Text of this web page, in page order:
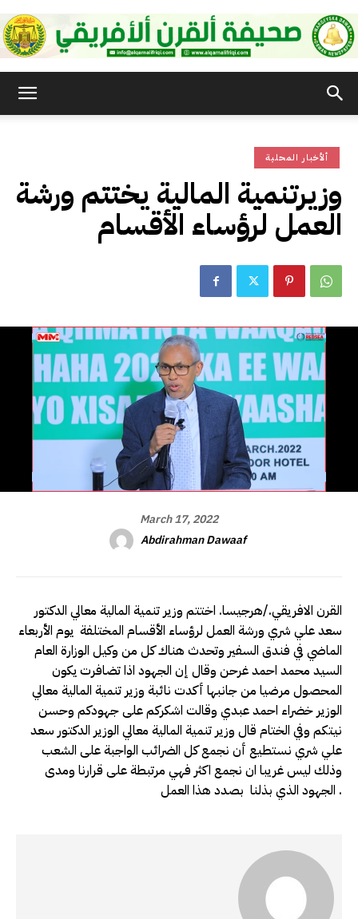
الأفريقي
ألأخبار المحلية
وزيرتنمية المالية يختتم ورشة
العمل لرؤساء الأقسام
March 17, 2022
Abdirahman Dawaaf
القرن الافريقي./هرجيسا. اختتم وزير تنمية المالية معالي الدكتور
سعد علي شري ورشة العمل لرؤساء الأقسام المختلفة يوم الأربعاء
الماضي في فندق السفير وتحدث هناك كل من وكيل الوزارة العام
السيد محمد احمد غرحن وقال إن الجهود اذا تضافرت يكون
المحصول مرضيا من جانبها أكدت نائبة وزير تنمية المالية معالي
الوزير خضراء احمد عبدي وقالت اشكركم على جهودكم وحسن
نيتكم وفي الختام قال وزير تنمية المالية معالي الوزير الدكتور سعد
علي شري نستطيع أن نجمع كل الضرائب الواجبة على الشعب
وذلك ليس غريبا ان نجمع اكثر فهي مرتبطة على قرارنا ومدى
الجهود الذي بذلنا بصدد هذا العمل .